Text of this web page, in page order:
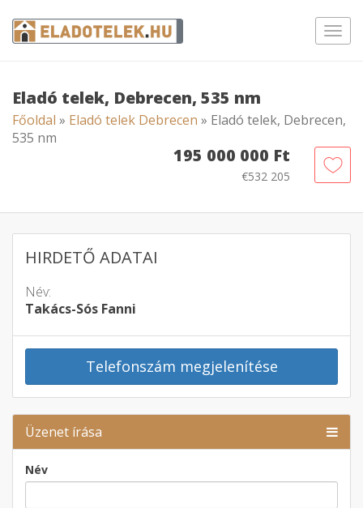
Eladó telek, Debrecen, 535 nm
Főoldal » Eladó telek Debrecen » Eladó telek, Debrecen,
535 nm
195 000 000 Ft
€532 205
HIRDETŐ ADATAI
Név:
Takács-Sós Fanni
Telefonszám megjelenítése
Üzenet írása
Név